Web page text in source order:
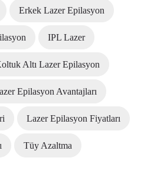
Erkek Lazer Epilasyon
IPL Lazer
Altı Lazer Epilasyon
Epilasyon Avantajları
Lazer Epilasyon Fiyatları
Tüy Azaltma